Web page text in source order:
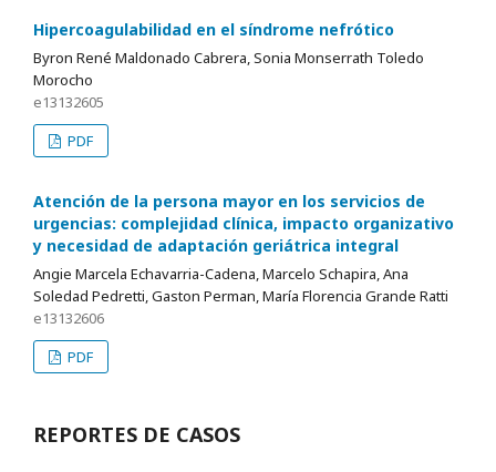
Hipercoagulabilidad en el síndrome nefrótico
Byron René Maldonado Cabrera, Sonia Monserrath Toledo
Morocho
e13132605
PDF
Atención de la persona mayor en los servicios de
urgencias: complejidad clínica, impacto organizativo
y necesidad de adaptación geriátrica integral
Angie Marcela Echavarria-Cadena, Marcelo Schapira, Ana
Soledad Pedretti, Gaston Perman, María Florencia Grande Ratti
e13132606
PDF
REPORTES DE CASOS